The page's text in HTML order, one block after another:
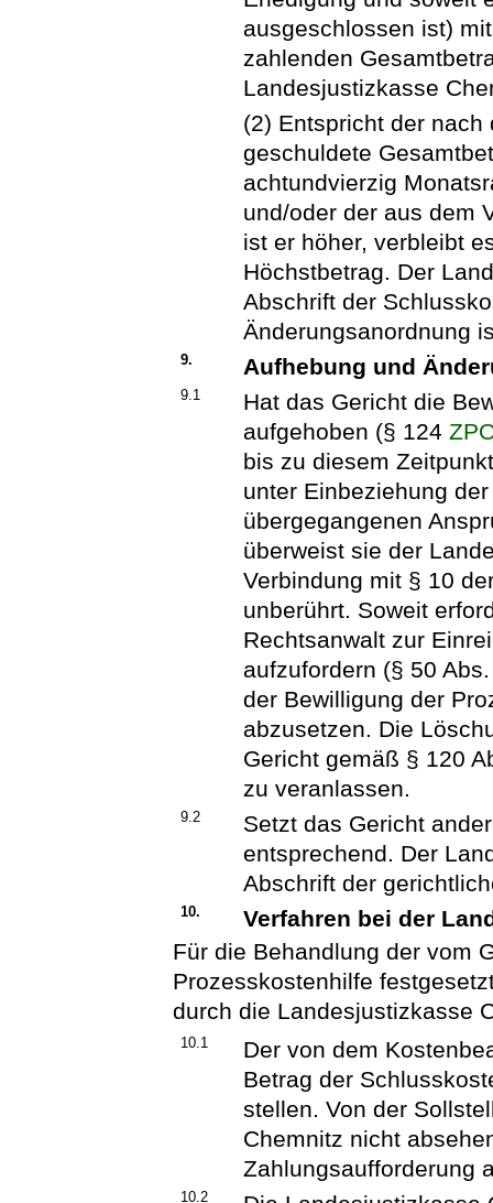
ausgeschlossen ist)
zahlenden
Landesjustizkasse
(2) Entspricht der
geschuldete
achtundvierzig
und/oder der aus dem
ist er höher, verbleibt
Höchstbetrag. Der
Abschrift der
Änderungsanordnung
9. Aufhebung und
9.1
Hat das Gericht die
aufgehoben (§ 124
bis zu diesem
unter Einbeziehung
übergegangenen
überweist sie der
Verbindung mit § 10
unberührt. Soweit
Rechtsanwalt zur
aufzufordern (§ 50
der Bewilligung der
abzusetzen. Die
Gericht gemäß § 120
zu veranlassen.
9.2
Setzt das Gericht
entsprechend. Der
Abschrift der
10.
Verfahren bei der
Für die Behandlung der vom
Prozesskostenhilfe
durch die Landesjustizkasse
10.1
Der von dem
Betrag der
stellen. Von der
Chemnitz nicht
Zahlungsaufforderung
10.2